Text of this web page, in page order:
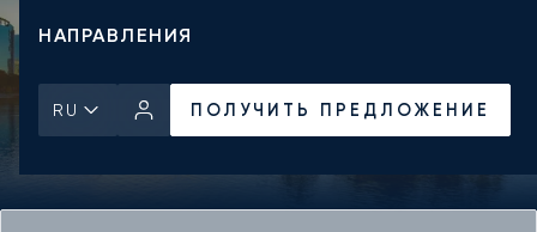
НАПРАВЛЕНИЯ
RU ПОЛУЧИТЬ ПРЕДЛОЖЕНИЕ